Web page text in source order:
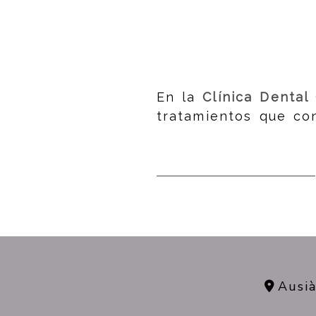
En laClínica Dental
tratamientos que